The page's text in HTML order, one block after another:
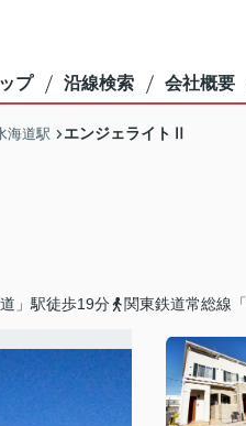
プ 沿線検索 会社概要
海道駅 エンジェライトⅡ
」駅徒歩19分 関東鉄道常総線